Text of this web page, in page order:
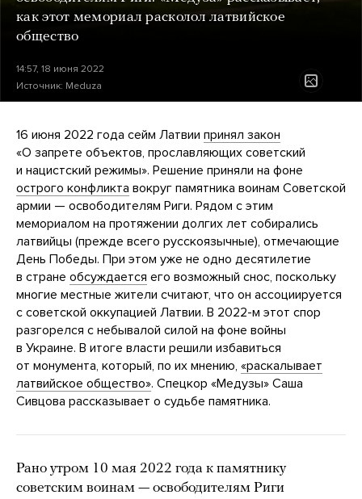
как этот мемориал расколол латвийское
общество
14:57, 18 июня 2022
Источник: Meduza
16 июня 2022 года сейм Латвии принял закон
«О запрете объектов, прославляющих советский
и нацистский режимы». Решение приняли на фоне
острого конфликта вокруг памятника воинам Советской
армии — освободителям Риги. Рядом с этим
мемориалом на протяжении долгих лет собирались
латвийцы (прежде всего русскоязычные), отмечающие
День Победы. При этом уже не одно десятилетие
в стране обсуждается его возможный снос, поскольку
многие местные жители считают, что он ассоциируется
с советской оккупацией Латвии. В 2022-м этот спор
разгорелся с небывалой силой на фоне войны
в Украине. В итоге власти решили избавиться
от монумента, который, по их мнению, «раскалывает
латвийское общество». Спецкор «Медузы» Саша
Сивцова рассказывает о судьбе памятника.
Рано утром 10 мая 2022 года к памятнику
советским воинам — освободителям Риги